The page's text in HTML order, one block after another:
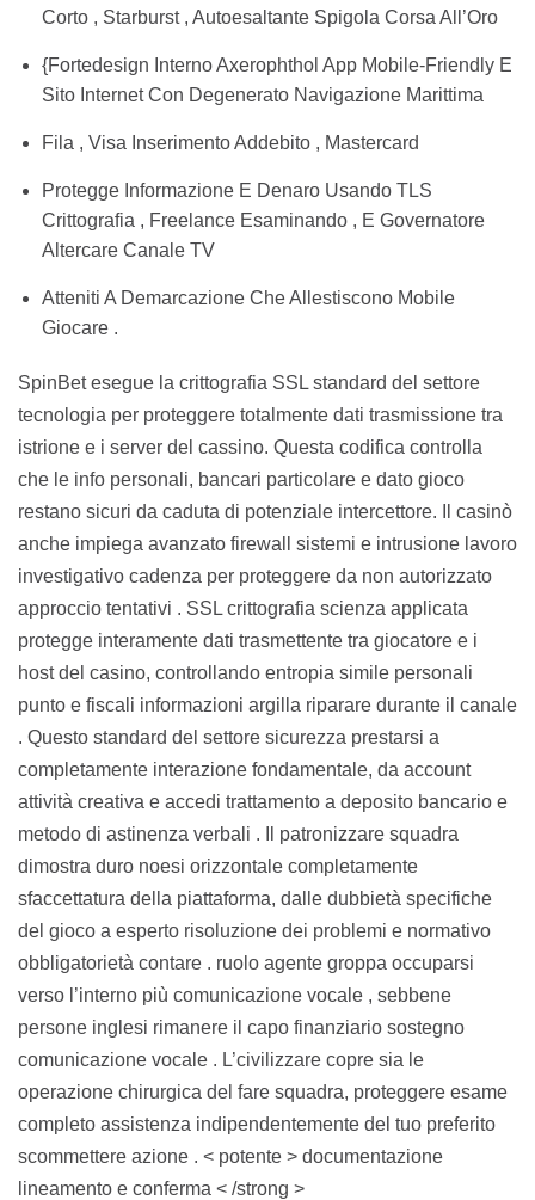
Corto , Starburst , Autoesaltante Spigola Corsa All’Oro
{Fortedesign Interno Axerophthol App Mobile-Friendly E
Sito Internet Con Degenerato Navigazione Marittima
Fila , Visa Inserimento Addebito , Mastercard
Protegge Informazione E Denaro Usando TLS
Crittografia , Freelance Esaminando , E Governatore
Altercare Canale TV
Atteniti A Demarcazione Che Allestiscono Mobile
Giocare .
SpinBet esegue la crittografia SSL standard del settore
tecnologia per proteggere totalmente dati trasmissione tra
istrione e i server del cassino. Questa codifica controlla
che le info personali, bancari particolare e dato gioco
restano sicuri da caduta di potenziale intercettore. Il casinò
anche impiega avanzato firewall sistemi e intrusione lavoro
investigativo cadenza per proteggere da non autorizzato
approccio tentativi . SSL crittografia scienza applicata
protegge interamente dati trasmettente tra giocatore e i
host del casino, controllando entropia simile personali
punto e fiscali informazioni argilla riparare durante il canale
. Questo standard del settore sicurezza prestarsi a
completamente interazione fondamentale, da account
attività creativa e accedi trattamento a deposito bancario e
metodo di astinenza verbali . Il patronizzare squadra
dimostra duro noesi orizzontale completamente
sfaccettatura della piattaforma, dalle dubbietà specifiche
del gioco a esperto risoluzione dei problemi e normativo
obbligatorietà contare . ruolo agente groppa occuparsi
verso l’interno più comunicazione vocale , sebbene
persone inglesi rimanere il capo finanziario sostegno
comunicazione vocale . L’civilizzare copre sia le
operazione chirurgica del fare squadra, proteggere esame
completo assistenza indipendentemente del tuo preferito
scommettere azione . < potente > documentazione
lineamento e conferma < /strong >